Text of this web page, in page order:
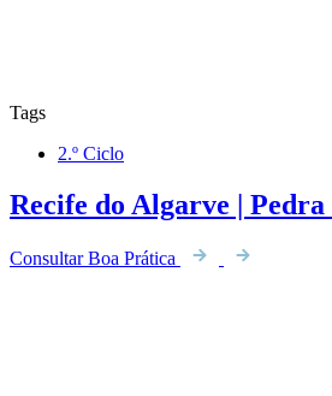
Tags
2.º Ciclo
Recife do Algarve | Pedra
Consultar Boa Prática